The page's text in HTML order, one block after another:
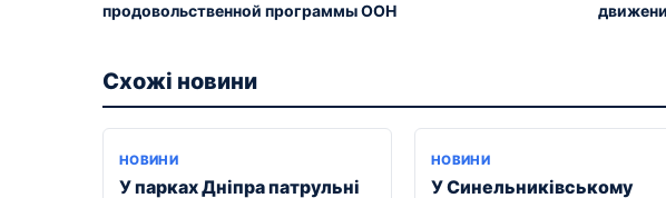
продовольственной программы ООН
Схожі новини
НОВИНИ
У парках Дніпра патрульні
НОВИНИ
У Синельниківському